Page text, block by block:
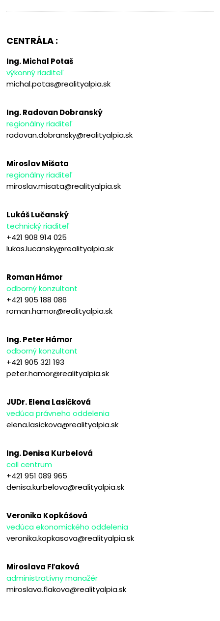
CENTRÁLA :
Ing. Michal Potaš
výkonný riaditeľ
michal.potas@realityalpia.sk
Ing. Radovan Dobranský
regionálny riaditeľ
radovan.dobransky@realityalpia.sk
Miroslav Mišata
regionálny riaditeľ
miroslav.misata@realityalpia.sk
Lukáš Lučanský
technický riaditeľ
+421 908 914 025
lukas.lucansky@realityalpia.sk
Roman Hámor
odborný konzultant
+421 905 188 086
roman.hamor@realityalpia.sk
Ing. Peter Hámor
odborný konzultant
+421 905 321 193
peter.hamor@realityalpia.sk
JUDr. Elena Lasičková
vedúca právneho oddelenia
elena.lasickova@realityalpia.sk
Ing. Denisa Kurbelová
call centrum
+421 951 089 965
denisa.kurbelova@realityalpia.sk
Veronika Kopkášová
vedúca ekonomického oddelenia
veronika.kopkasova@realityalpia.sk
Miroslava Fľaková
administratívny manažér
miroslava.flakova@realityalpia.sk